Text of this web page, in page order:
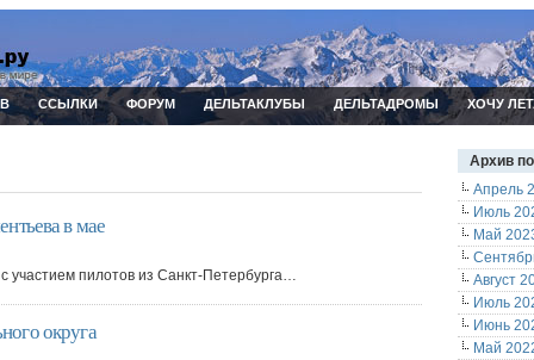
ССЫЛКИ ФОРУМ ДЕЛЬТАКЛУБЫ ДЕЛЬТАДРОМЫ ХОЧУ
в мае
участием пилотов из Санкт-Петербурга…
округа
Архив
Апрель
Июль
Май
Август
Июль
Июнь
Май